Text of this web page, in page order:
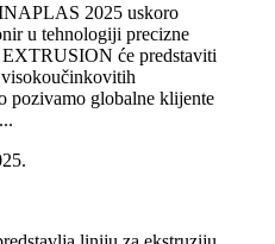
2025 uskoro
u tehnologiji precizne
će predstaviti
pozivamo globalne klijente